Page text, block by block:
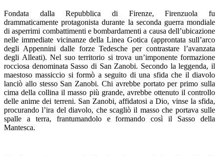
Fondata dalla Repubblica di Firenze, Firenzuola fu
drammaticamente protagonista durante la seconda guerra mondiale
di asperrimi combattimenti e bombardamenti a causa dell’ubicazione
nelle immediate vicinanze della Linea Gotica (approntata sull’arco
degli Appennini dalle forze Tedesche per contrastare l’avanzata
degli Alleati). Nel suo territorio si trova un’imponente formazione
rocciosa denominata Sasso di San Zanobi. Secondo la leggenda, il
maestoso massiccio si formò a seguito di una sfida che il diavolo
lanciò allo stesso San Zanobi. Chi avrebbe portato per primo sulla
cima della collina il masso più grande, avrebbe ottenuto il controllo
delle anime dei terreni. San Zanobi, affidatosi a Dio, vinse la sfida,
procurando l’ira del diavolo, che scagliò il masso che portava sulle
spalle a terra, frantumandolo e formando così il Sasso della
Mantesca.